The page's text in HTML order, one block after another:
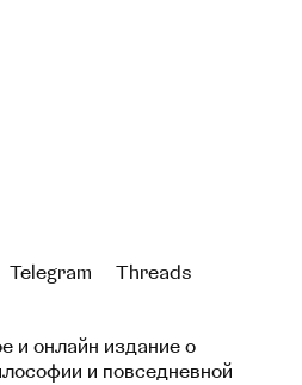
Telegram
Threads
и онлайн издание о
и повседневной